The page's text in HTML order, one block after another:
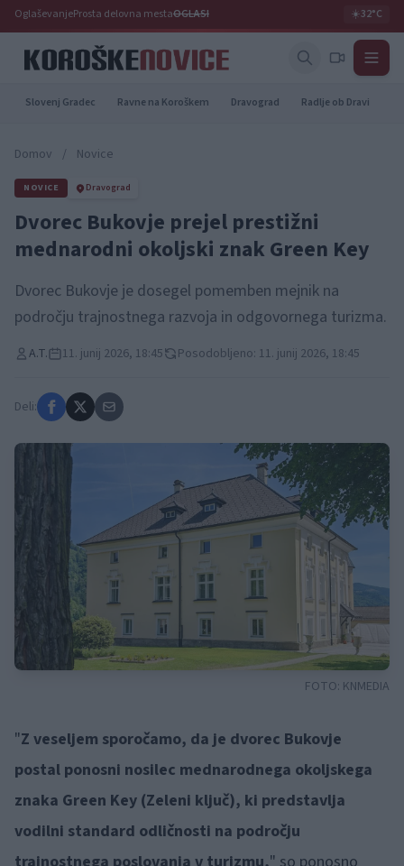
OglaševanjeProsta delovna mestaOGLASI ☀️32°C
Slovenj Gradec Ravne na Koroškem Dravograd Radlje ob Dravi
Domov / Novice
NOVICE Dravograd
Dvorec Bukovje prejel prestižni
mednarodni okoljski znak Green Key
Dvorec Bukovje je dosegel pomemben mejnik na
področju trajnostnega razvoja in odgovornega turizma.
A.T. 11. junij 2026, 18:45 Posodobljeno: 11. junij 2026, 18:45
Deli:
FOTO: KNMEDIA
"Z veseljem sporočamo, da je dvorec Bukovje
postal ponosni nosilec mednarodnega okoljskega
znaka Green Key (Zeleni ključ), ki predstavlja
vodilni standard odličnosti na področju